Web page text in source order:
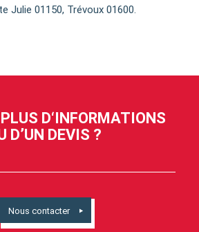
Julie 01150, Trévoux 01600.
D‘INFORMATIONS
D’UN DEVIS ?
Nous contacter